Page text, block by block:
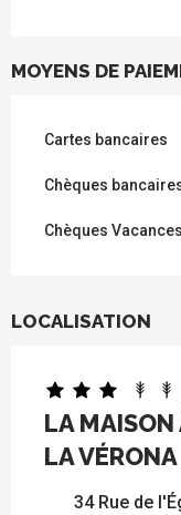
MOYENS DE
Cartes bancaires
Chèques
Chèques Vacances
LOCALISATION
LA MAISON
LA VÉRONA
34 Rue de